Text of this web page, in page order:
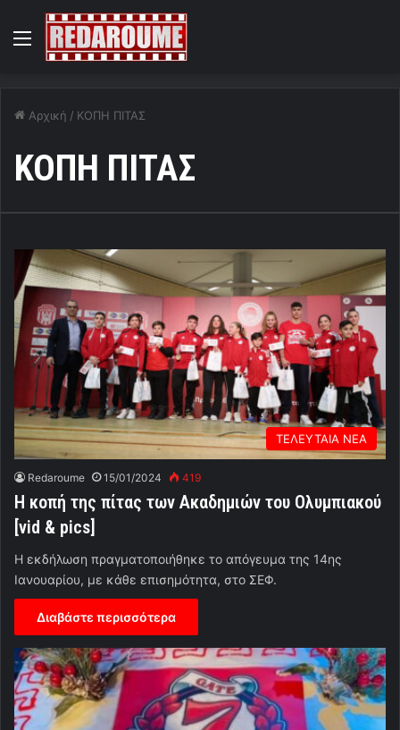
Menu
Αρχική / ΚΟΠΗ ΠΙΤΑΣ
ΚΟΠΗ ΠΙΤΑΣ
ΤΕΛΕΥΤΑΙΑ ΝΕΑ
Redaroume 15/01/2024 419
Η κοπή της πίτας των Ακαδημιών του Ολυμπιακού
[vid & pics]
Η εκδήλωση πραγματοποιήθηκε το απόγευμα της 14ης
Ιανουαρίου, με κάθε επισημότητα, στο ΣΕΦ.
Διαβάστε περισσότερα